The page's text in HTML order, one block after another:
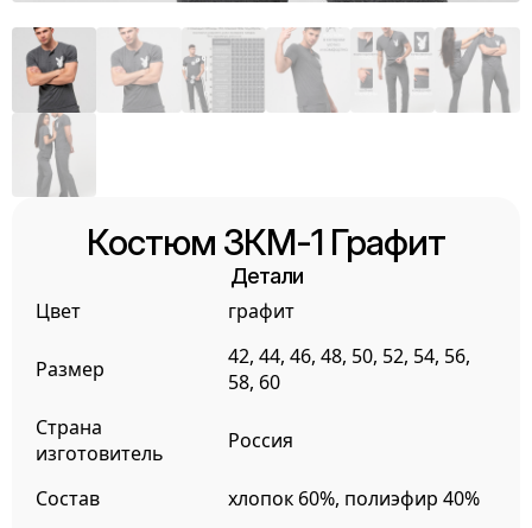
Костюм ЗКМ-1 Графит
Детали
Цвет графит
Размер
42, 44, 46, 48, 50, 52, 54, 56,
58, 60
Страна
изготовитель
Россия
Состав хлопок 60%, полиэфир 40%